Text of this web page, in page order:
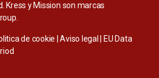
Kress y Mission son marcas
de cookie |Aviso legal
EU Data